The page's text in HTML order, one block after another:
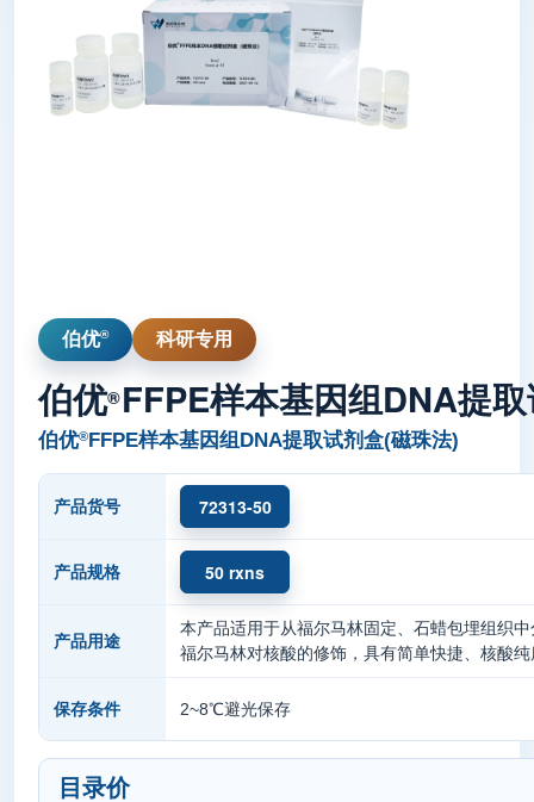
伯优® 科研专用
伯优®FFPE样本基因组DNA提
伯优®FFPE样本基因组DNA提取试剂盒(磁珠法)
产品货号 72313-50
产品规格 50 rxns
产品用途
本产品适用于从福尔马林固定、石蜡包埋组织
福尔马林对核酸的修饰，具有简单快捷、核酸
保存条件 2~8℃避光保存
目录价